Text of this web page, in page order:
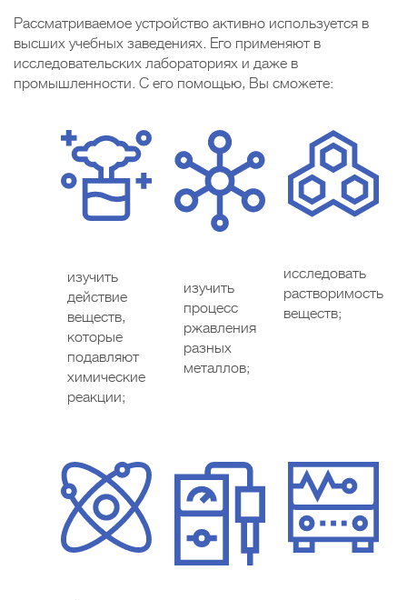
Рассматриваемое устройство активно используется в
высших учебных заведениях. Его применяют в
исследовательских лабораториях и даже в
промышленности. С его помощью, Вы сможете:
изучить
действие
веществ,
которые
подавляют
химические
реакции;
изучить
процесс
ржавления
разных
металлов;
исследовать
растворимость
веществ;